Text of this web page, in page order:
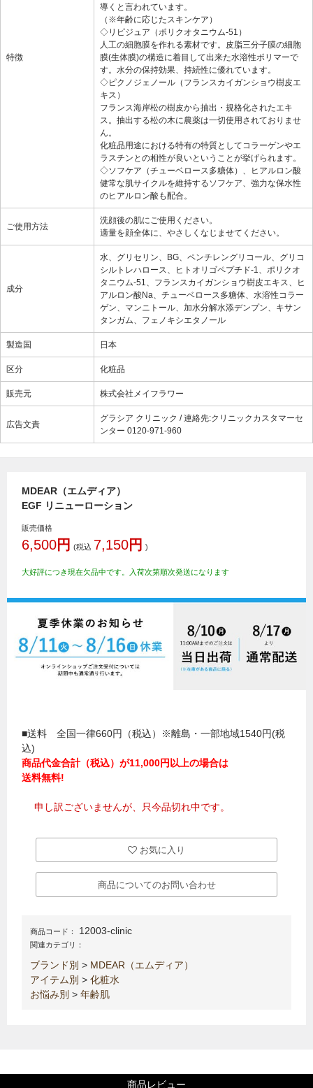
特徴
導くと言われています。
（※年齢に応じたスキンケア）
◇リピジュア（ポリクオタニウム-51）
人工の細胞膜を作れる素材です。皮脂三分子膜の細胞
膜(生体膜)の構造に着目して出来た水溶性ポリマーで
す。水分の保持効果、持続性に優れています。
◇ピクノジェノール（フランスカイガンショウ樹皮エ
キス）
フランス海岸松の樹皮から抽出・規格化されたエキ
ス。抽出する松の木に農薬は一切使用されておりませ
ん。
化粧品用途における特有の特質としてコラーゲンやエ
ラスチンとの相性が良いということが挙げられます。
◇ソフケア（チューベロース多糖体）、ヒアルロン酸
健常な肌サイクルを維持するソフケア、強力な保水性
のヒアルロン酸も配合。
ご使用方法
洗顔後の肌にご使用ください。
適量を顔全体に、やさしくなじませてください。
成分
水、グリセリン、BG、ペンチレングリコール、グリコ
シルトレハロース、ヒトオリゴペプチド-1、ポリクオ
タニウム-51、フランスカイガンショウ樹皮エキス、ヒ
アルロン酸Na、チューベロース多糖体、水溶性コラー
ゲン、マンニトール、加水分解水添デンプン、キサン
タンガム、フェノキシエタノール
製造国 日本
区分 化粧品
販売元 株式会社メイフラワー
広告文責
グラシア クリニック / 連絡先:クリニックカスタマーセ
ンター 0120-971-960
MDEAR（エムディア）
EGF リニューローション
販売価格
6,500円 (税込 7,150円 )
大好評につき現在欠品中です。入荷次第順次発送になります
■送料 全国一律660円（税込）※離島・一部地域1540円(税
込)
商品代金合計（税込）が11,000円以上の場合は
送料無料!
申し訳ございませんが、只今品切れ中です。
お気に入り
商品についてのお問い合わせ
商品コード： 12003-clinic
関連カテゴリ：
ブランド別 > MDEAR（エムディア）
アイテム別 > 化粧水
お悩み別 > 年齢肌
商品レビュー